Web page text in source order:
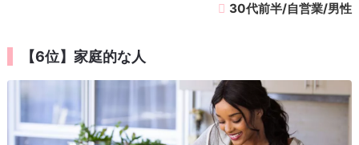
30代前半/自営業/男性
【6位】家庭的な人